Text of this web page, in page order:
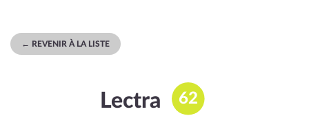
← REVENIR À LA LISTE
Lectra 62